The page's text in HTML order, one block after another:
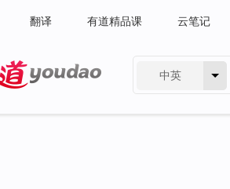
翻译 有道精品课 云笔记
中英